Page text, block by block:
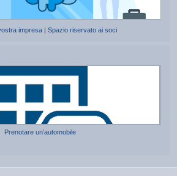
impresa |Spazio riservato ai soci
Prenotare un’automobile